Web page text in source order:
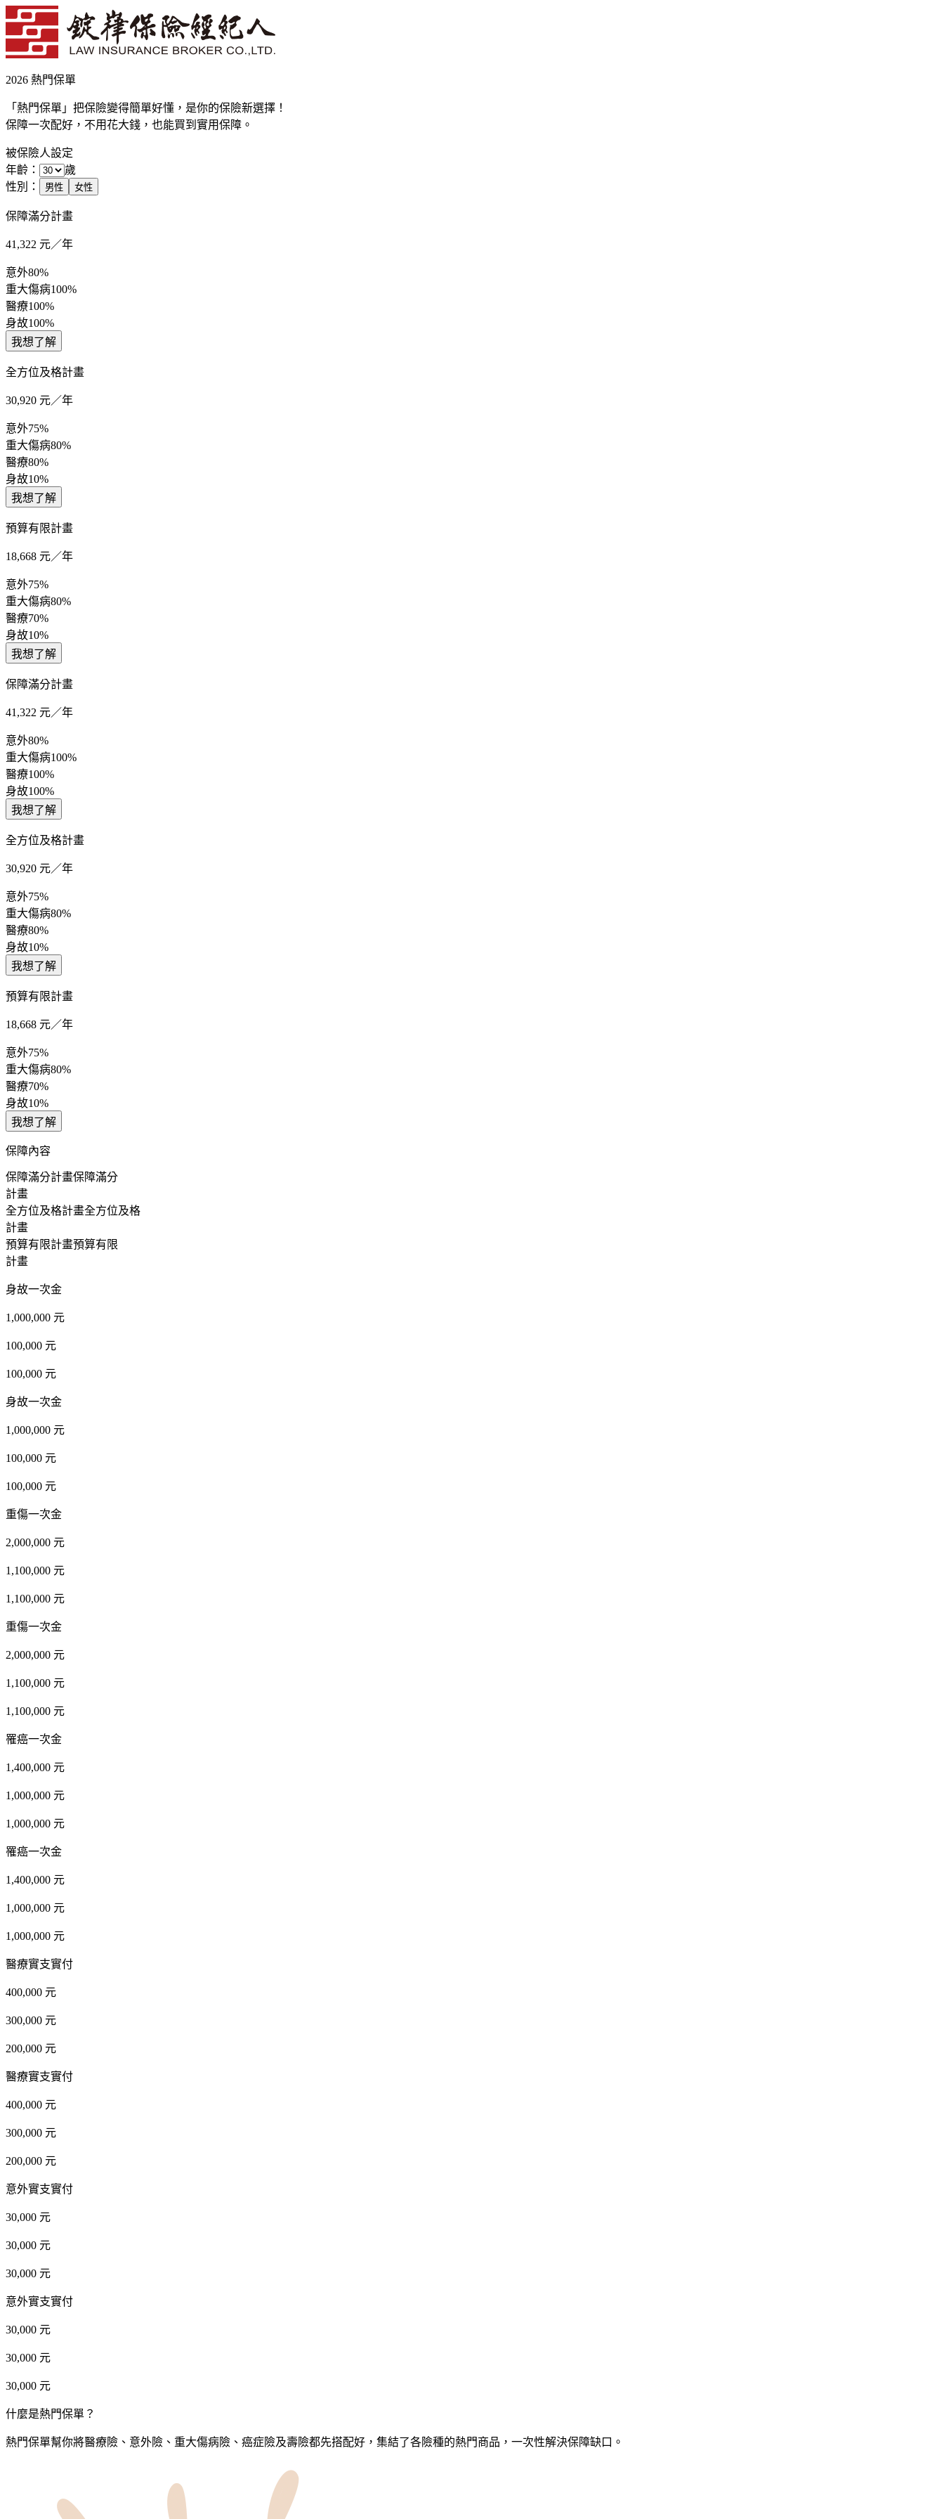
2026 熱門保單
「熱門保單」把保險變得簡單好懂，是你的保險新選擇！
保障一次配好，不用花大錢，也能買到實用保障。
被保險人設定
年齡：
歲
性別：
男性 女性
保障滿分計畫
41,322 元／年
意外80%
重大傷病100%
醫療100%
身故100%
我想了解
全方位及格計畫
30,920 元／年
意外75%
重大傷病80%
醫療80%
身故10%
我想了解
預算有限計畫
18,668 元／年
意外75%
重大傷病80%
醫療70%
身故10%
我想了解
保障滿分計畫
41,322 元／年
意外80%
重大傷病100%
醫療100%
身故100%
我想了解
全方位及格計畫
30,920 元／年
意外75%
重大傷病80%
醫療80%
身故10%
我想了解
預算有限計畫
18,668 元／年
意外75%
重大傷病80%
醫療70%
身故10%
我想了解
保障內容
保障滿分計畫保障滿分
計畫
全方位及格計畫全方位及格
計畫
預算有限計畫預算有限
計畫
身故一次金
1,000,000 元
100,000 元
100,000 元
身故一次金
1,000,000 元
100,000 元
100,000 元
重傷一次金
2,000,000 元
1,100,000 元
1,100,000 元
重傷一次金
2,000,000 元
1,100,000 元
1,100,000 元
罹癌一次金
1,400,000 元
1,000,000 元
1,000,000 元
罹癌一次金
1,400,000 元
1,000,000 元
1,000,000 元
醫療實支實付
400,000 元
300,000 元
200,000 元
醫療實支實付
400,000 元
300,000 元
200,000 元
意外實支實付
30,000 元
30,000 元
30,000 元
意外實支實付
30,000 元
30,000 元
30,000 元
什麼是熱門保單？
熱門保單幫你將醫療險、意外險、重大傷病險、癌症險及壽險都先搭配好，集結了各險種的熱門商品，一次性解決保障缺口。